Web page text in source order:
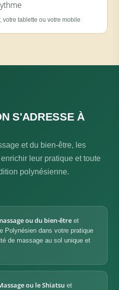
votre tablette ou votre mobile
S'ADRESSE À
et du bien-être, les
leur pratique et toute
polynésienne.
ou du bien-être et
Polynésien dans votre pratique
de massage au sol unique et
ou le Shiatsu et